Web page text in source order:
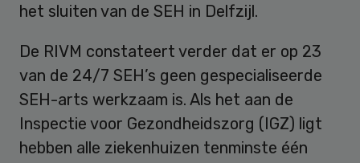
het sluiten van de SEH in Delfzijl.
De RIVM constateert verder dat er op 23
van de 24/7 SEH’s geen gespecialiseerde
SEH-arts werkzaam is. Als het aan de
Inspectie voor Gezondheidszorg (IGZ) ligt
hebben alle ziekenhuizen tenminste één